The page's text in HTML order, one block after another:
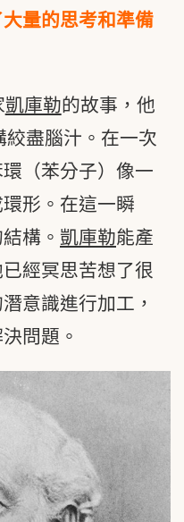
量的思考和準備
凱庫勒的故事，他
絞盡腦汁。在一次
（苯分子）像一
形。在這一瞬
構。 凱庫勒能產
經冥思苦想了很
意識進行加工，
問題。